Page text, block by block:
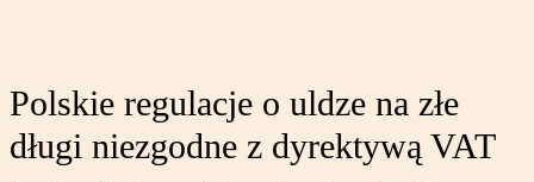
Polskie regulacje o uldze na złe
długi niezgodne z dyrektywą VAT